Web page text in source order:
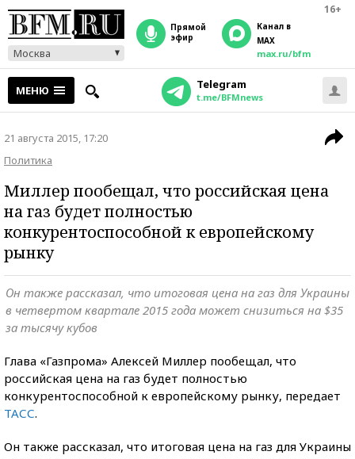
16+
Москва
прямой
эфир
Канал в
MAX
max.ru/bfm
МЕНЮ Telegram
t.me/BFMnews
21 августа 2015, 17:20
Политика
Миллер пообещал, что российская цена
на газ будет полностью
конкурентоспособной к европейскому
рынку
Он также рассказал, что итоговая цена на газ для Украины
в четвертом квартале 2015 года может снизиться на $35
за тысячу кубов
Глава «Газпрома» Алексей Миллер пообещал, что
российская цена на газ будет полностью
конкурентоспособной к европейскому рынку, передает
ТАСС.
Он также рассказал, что итоговая цена на газ для Украины